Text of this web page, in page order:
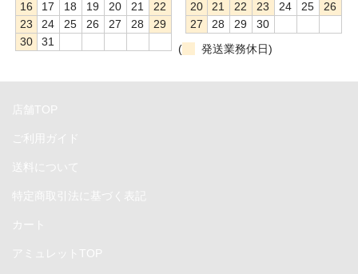
HDMI&DisplayPort
SDXC
Thunderbolt
16
17 18 19 20 21
22
23
24 25 26 27 28
29
30
31
20
21 22 23 24 25
26
27
28 29
30
(
発送業務休日)
店舗TOP
ご利用ガイド
送料について
特定商取引法に基づく表記
カート
アミュレットTOP